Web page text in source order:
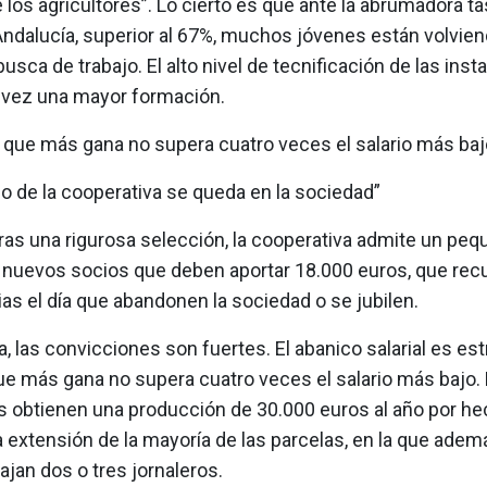
agricultores”. Lo cierto es que ante la abrumadora
superior al 67%, muchos jóvenes están
de trabajo. El alto nivel de tecnificación de las
una mayor formación.
más gana no supera cuatro veces el salario más
de la cooperativa se queda en la sociedad”
una rigurosa selección, la cooperativa admite un
socios que deben aportar 18.000 euros, que
el día que abandonen la sociedad o se jubilen.
las convicciones son fuertes. El abanico salarial es
más gana no supera cuatro veces el salario más bajo.
obtienen una producción de 30.000 euros al año por
extensión de la mayoría de las parcelas, en la que
dos o tres jornaleros.